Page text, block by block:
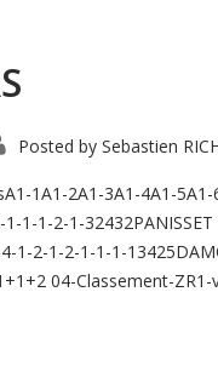
Posted by Sebastien
1A1-2A1-3A1-4A1-
1-1-1-2-1-
1-2-1-2-1-1-1-
04-Classement-